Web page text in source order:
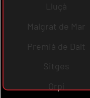
Lluçà
Malgrat de Mar
Premià de Dalt
Sitges
Orpí